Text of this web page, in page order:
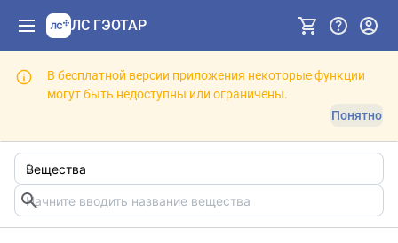
ЛС ГЭОТАР
В бесплатной версии приложения некоторые функции
могут быть недоступны или ограничены.
Понятно